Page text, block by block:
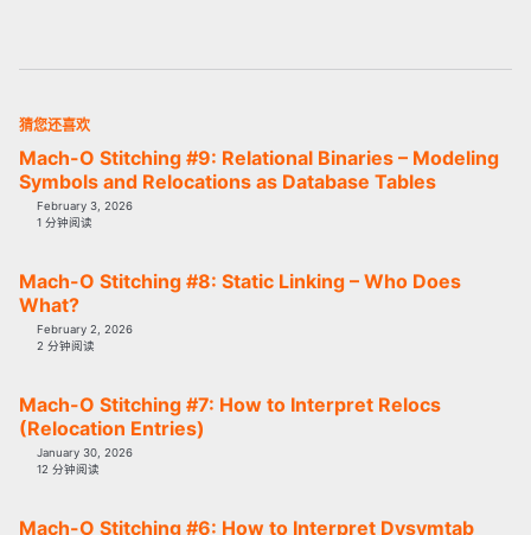
猜您还喜欢
Mach-O Stitching #9: Relational Binaries – Modeling
Symbols and Relocations as Database Tables
February 3, 2026
1 分钟阅读
Mach-O Stitching #8: Static Linking – Who Does
What?
February 2, 2026
2 分钟阅读
Mach-O Stitching #7: How to Interpret Relocs
(Relocation Entries)
January 30, 2026
12 分钟阅读
Mach-O Stitching #6: How to Interpret Dysymtab